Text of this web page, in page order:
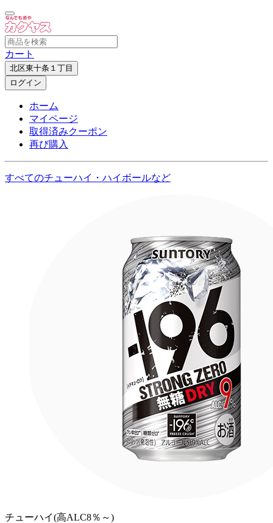
カート
北区東十条１丁目
ログイン
ホーム
マイページ
取得済みクーポン
再び購入
すべてのチューハイ・ハイボールなど
チューハイ(高ALC8％～)